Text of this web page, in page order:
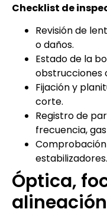
Checklist de
Revisión de
o daños.
Estado de la
obstrucciones
Fijación y
corte.
Registro de
frecuencia,
estabilizadores.
Óptica,
alineación